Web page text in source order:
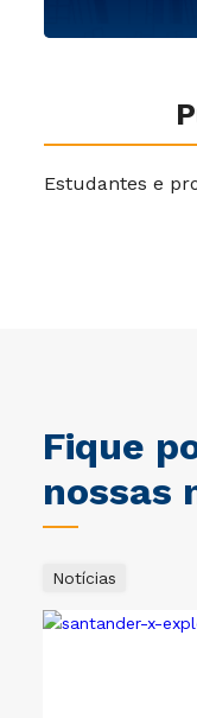
Estudantes e
Fique
nossas
Notícias